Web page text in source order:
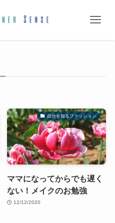
自分を知るファッション
ママになってからでも遅く
ない！メイクのお勉強
12/12/2020